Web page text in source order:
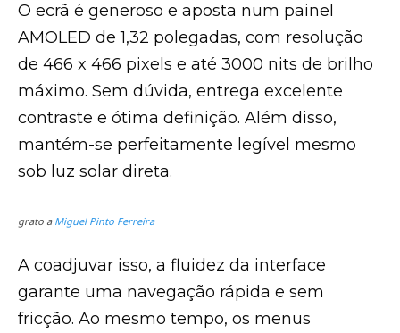
O ecrã é generoso e aposta num painel
AMOLED de 1,32 polegadas, com resolução
de 466 x 466 pixels e até 3000 nits de brilho
máximo. Sem dúvida, entrega excelente
contraste e ótima definição. Além disso,
mantém-se perfeitamente legível mesmo
sob luz solar direta.
grato a Miguel Pinto Ferreira
A coadjuvar isso, a fluidez da interface
garante uma navegação rápida e sem
fricção. Ao mesmo tempo, os menus